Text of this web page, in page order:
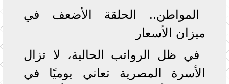
المواطن.. الحلقة الأضعف في
ميزان الأسعار
في ظل الرواتب الحالية، لا تزال
الأسرة المصرية تعاني يوميًا في